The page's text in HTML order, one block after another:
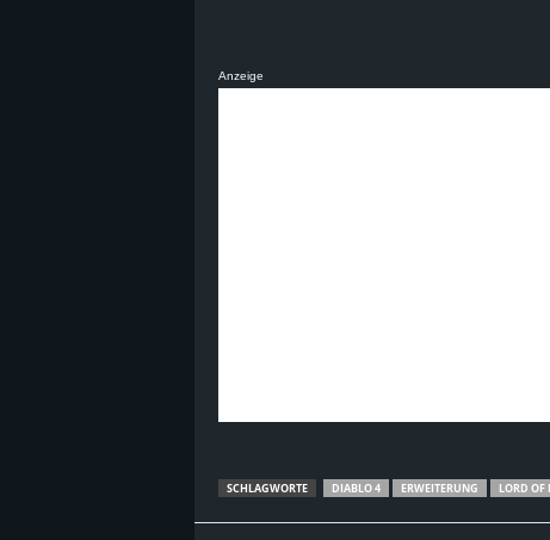
Anzeige
SCHLAGWORTE DIABLO 4 ERWEITERUNG LORD OF